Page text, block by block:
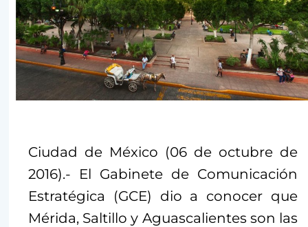
Ciudad de México (06 de octubre de
2016).- El Gabinete de Comunicación
Estratégica (GCE) dio a conocer que
Mérida, Saltillo y Aguascalientes son las